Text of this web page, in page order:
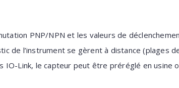
PNP/NPN et les valeurs de
de l’instrument se gèrent à distance (plages
IO-Link, le capteur peut être préréglé en usine